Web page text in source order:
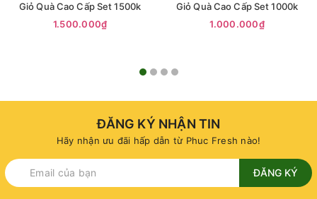
Giỏ Quà Cao Cấp Set 1500k
1.500.000₫
Giỏ Quà Cao Cấp Set 1000k
1.000.000₫
ĐĂNG KÝ NHẬN TIN
Hãy nhận ưu đãi hấp dẫn từ Phuc Fresh nào!
ĐĂNG KÝ